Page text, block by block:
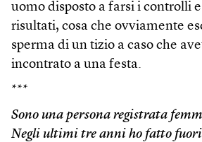
uomo disposto a farsi i controlli
risultati, cosa che ovviamente
sperma di un tizio a caso che
incontrato a una festa.
***
Sono una persona registrata
Negli ultimi tre anni ho fatto